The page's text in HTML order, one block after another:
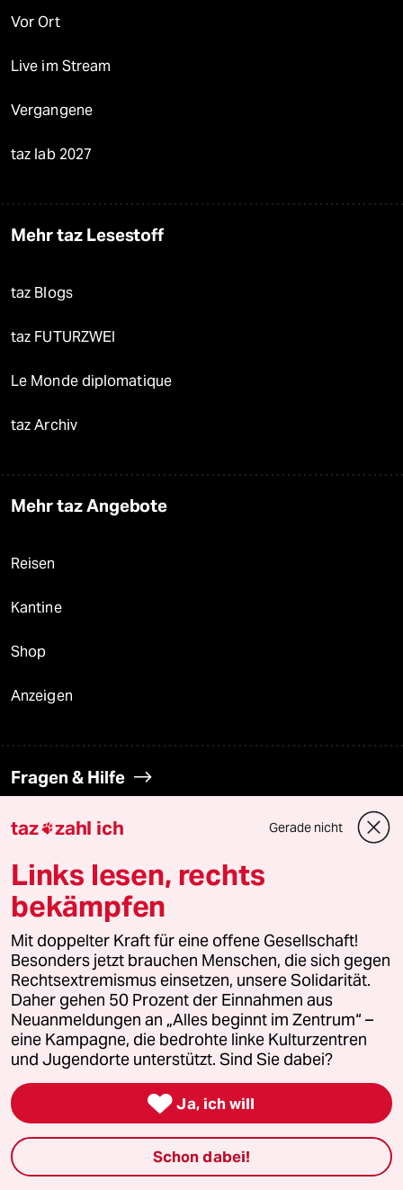
Vor Ort
Live im Stream
Vergangene
taz lab 2027
Mehr taz Lesestoff
taz Blogs
taz FUTURZWEI
Le Monde diplomatique
taz Archiv
Mehr taz Angebote
Reisen
Kantine
Shop
Anzeigen
Fragen & Hilfe
Feedback
Aboservice
ePaper Login
Downloads für Abonnierende
© 2026 taz Verlags und Vertriebs GmbH
Alle Rechte vorbehalten. Bei rechtlichen Fragen oder für Genehmigungen
Leitlinie Informant Datenschutz Impressum AGB
taz zahl ich Gerade nicht
Links lesen, rechts
bekämpfen
Mit doppelter Kraft für eine offene Gesellschaft!
Besonders jetzt brauchen Menschen, die sich gegen
Rechtsextremismus einsetzen, unsere Solidarität.
Daher gehen 50 Prozent der Einnahmen aus
Neuanmeldungen an „Alles beginnt im Zentrum“ –
eine Kampagne, die bedrohte linke Kulturzentren
und Jugendorte unterstützt. Sind Sie dabei?
 Ja, ich will
Schon dabei!